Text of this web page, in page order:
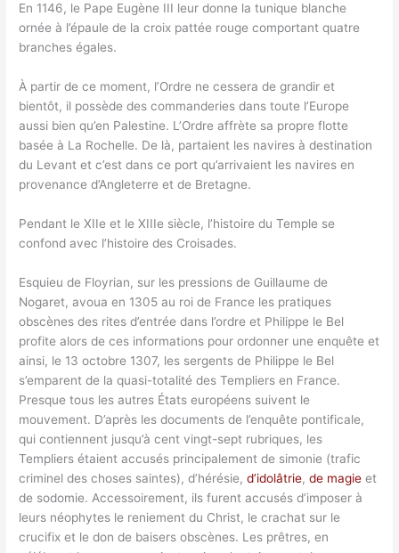
En 1146, le Pape Eugène III leur donne la tunique blanche
ornée à l’épaule de la croix pattée rouge comportant quatre
branches égales.
À partir de ce moment, l’Ordre ne cessera de grandir et
bientôt, il possède des commanderies dans toute l’Europe
aussi bien qu’en Palestine. L’Ordre affrète sa propre flotte
basée à La Rochelle. De là, partaient les navires à destination
du Levant et c’est dans ce port qu’arrivaient les navires en
provenance d’Angleterre et de Bretagne.
Pendant le XIIe et le XIIIe siècle, l’histoire du Temple se
confond avec l’histoire des Croisades.
Esquieu de Floyrian, sur les pressions de Guillaume de
Nogaret, avoua en 1305 au roi de France les pratiques
obscènes des rites d’entrée dans l’ordre et Philippe le Bel
profite alors de ces informations pour ordonner une enquête et
ainsi, le 13 octobre 1307, les sergents de Philippe le Bel
s’emparent de la quasi-totalité des Templiers en France.
Presque tous les autres États européens suivent le
mouvement. D’après les documents de l’enquête pontificale,
qui contiennent jusqu’à cent vingt-sept rubriques, les
Templiers étaient accusés principalement de simonie (trafic
criminel des choses saintes), d’hérésie,d’idolâtrie,de magie et
de sodomie. Accessoirement, ils furent accusés d’imposer à
leurs néophytes le reniement du Christ, le crachat sur le
crucifix et le don de baisers obscènes. Les prêtres, en